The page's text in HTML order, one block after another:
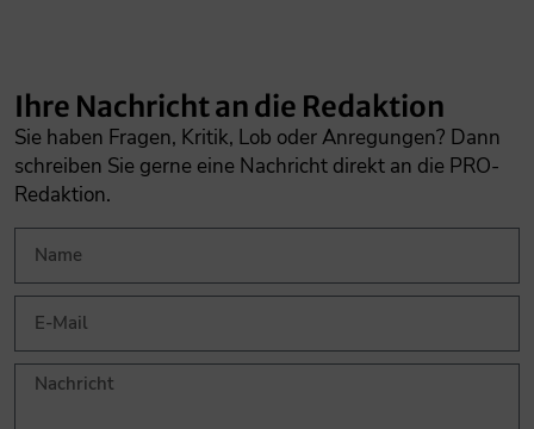
Ihre Nachricht an die Redaktion
Sie haben Fragen, Kritik, Lob oder Anregungen? Dann
schreiben Sie gerne eine Nachricht direkt an die PRO-
Redaktion.